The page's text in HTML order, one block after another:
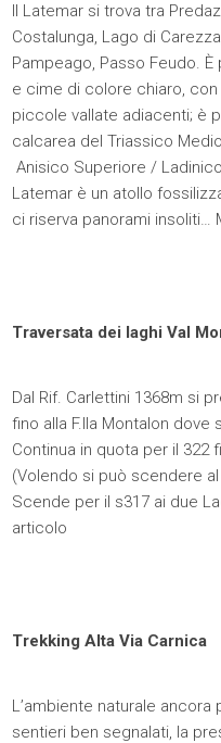
Il Latemar si trova tra
Costalunga, Lago di
Pampeago, Passo Feudo.
e cime di colore chiaro,
piccole vallate adiacenti; è
calcarea del Triassico
Anisico Superiore /
Latemar è un atollo
ci riserva panorami insoliti…
Traversata dei laghi Val
Dal Rif. Carlettini 1368m si
fino alla F.lla Montalon dove
Continua in quota per il 322
(Volendo si può scendere
Scende per il s317 ai due
articolo
Trekking Alta Via Carnica
L’ambiente naturale
sentieri ben segnalati, la